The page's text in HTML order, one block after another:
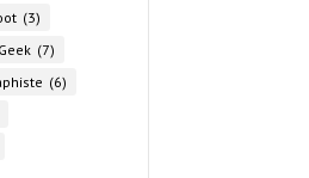
(3)
Geek (7)
(6)